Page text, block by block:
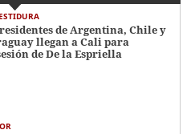
de Argentina, Chile y
llegan a Cali para
de De la Espriella